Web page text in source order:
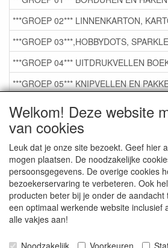
Welkom! Deze website
van cookies
Leuk dat je onze site bezoekt. Geef hier
mogen plaatsen. De noodzakelijke
persoonsgegevens. De overige cookies
bezoekerservaring te verbeteren. Ook
producten beter bij je onder de
een optimaal werkende website inclusief
alle vakjes aan!
Noodzakelijk Voorkeuren
***GROEP 02*** LINNENKARTON,
***GROEP 03***,HOBBYDOTS,
***GROEP 04*** UITDRUKVELLEN
***GROEP 05*** KNIPVELLEN EN
***GROEP 06*** TAPE/LIJM
***GROEP 07*** KAARTEN +SCRAP
***GROEP 08*** TEKENEN EN
***GROEP 09*** KRALEN EN
***GROEP 10*** WENSKAARTEN MET
Service
Artikelgroepen